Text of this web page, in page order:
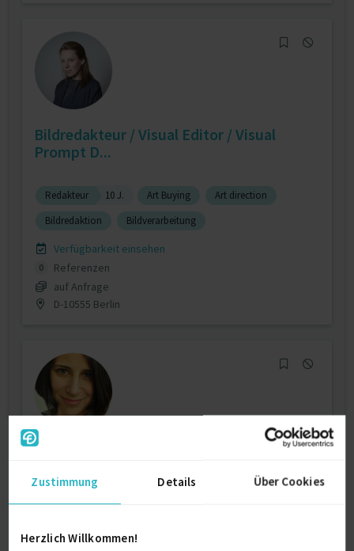
Zustimmung Details Über Cookies
Herzlich Willkommen!
Bildredakteur / Visual Editor / Visual
Prompt D...
Redakteur 10 J. Art Buying
Art direction
Bildredaktion
Bildverarbeitung
Verfügbarkeit einsehen
0
Referenzen
auf Anfrage
D-10555 Berlin